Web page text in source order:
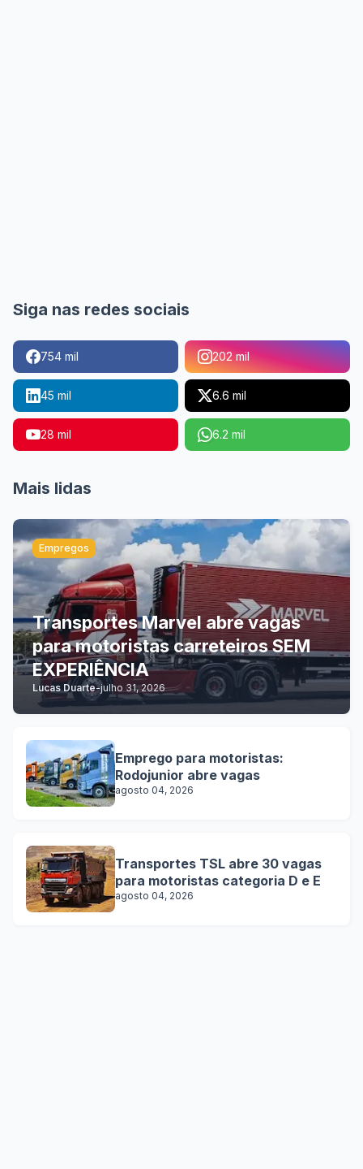
Siga nas redes sociais
754 mil 202 mil
45 mil 6.6 mil
28 mil 6.2 mil
Mais lidas
Empregos
Transportes Marvel abre vagas
para motoristas carreteiros SEM
EXPERIÊNCIA
Lucas Duarte-julho 31, 2026
Emprego para motoristas:
Rodojunior abre vagas
agosto 04, 2026
Transportes TSL abre 30 vagas
para motoristas categoria D e E
agosto 04, 2026